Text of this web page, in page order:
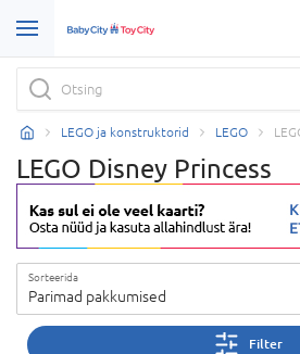
LEGO ja konstruktorid LEGO
LEGO Disney Princess
Sorteerida
Parimad pakkumised
Filter